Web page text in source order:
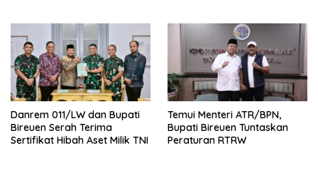
Danrem 011/LW dan Bupati
Bireuen Serah Terima
Sertifikat Hibah Aset Milik TNI
Temui Menteri ATR/BPN,
Bupati Bireuen Tuntaskan
Peraturan RTRW